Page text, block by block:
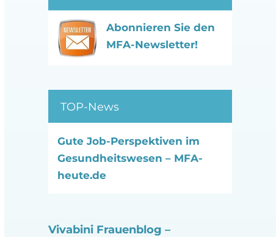
Abonnieren Sie den
MFA-Newsletter!
TOP-News
Gute Job-Perspektiven im
Gesundheitswesen – MFA-
heute.de
Vivabini Frauenblog –